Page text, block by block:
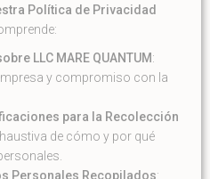
Política de Privacidad
LLC MARE QUANTUM:
y compromiso con la
para la Recolección
de cómo y por qué
Personales Recopilados: